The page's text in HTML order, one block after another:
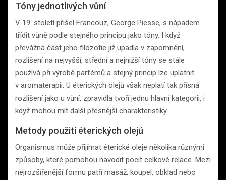
Tóny jednotlivých vůní
V 19. století přišel Francouz, George Piesse, s nápadem
třídit vůně podle stejného principu jako tóny. I když
převážná část jeho filozofie již upadla v zapomnění,
rozlišení na nejvyšší, střední a nejnižší tóny se stále
používá při výrobě parfémů a stejný princip lze uplatnit
v aromaterapii. U éterických olejů však neplatí tak přísná
rozlišení jako u vůní, zpravidla tvoří jednu hlavní kategorii, i
když mohou mít další přesnější charakteristiky.
Metody použití éterických olejů
Organismus může přijímat éterické oleje několika různými
způsoby, které pomohou navodit pocit celkové relace. Mezi
nejrozšířenější formu patří masáž, koupel, obklad nebo